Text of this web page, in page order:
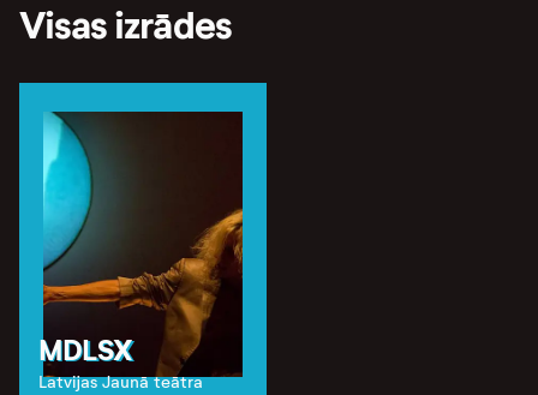
Visas izrādes
MDLSX
Latvijas Jaunā teātra